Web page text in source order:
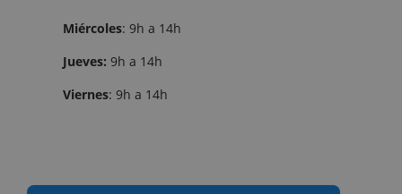
Miércoles: 9h a 14h
Jueves: 9h a 14h
Viernes: 9h a 14h